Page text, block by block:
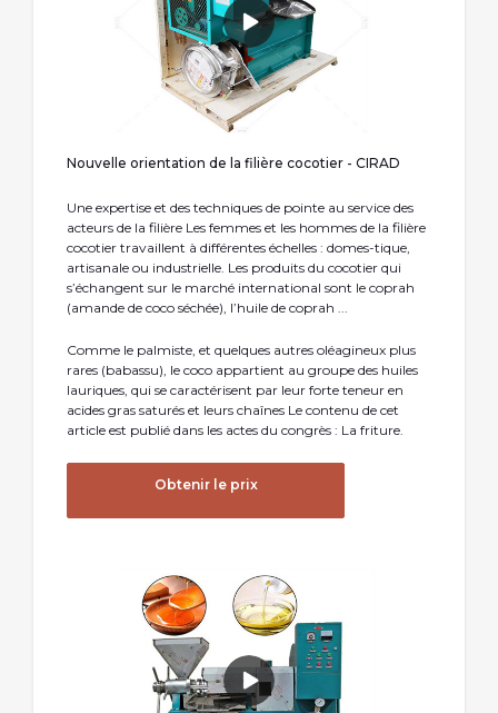
Nouvelle orientation de la filière cocotier - CIRAD
Une expertise et des techniques de pointe au service des
acteurs de la filière Les femmes et les hommes de la filière
cocotier travaillent à différentes échelles : domes-tique,
artisanale ou industrielle. Les produits du cocotier qui
s’échangent sur le marché international sont le coprah
(amande de coco séchée), l’huile de coprah ...
Comme le palmiste, et quelques autres oléagineux plus
rares (babassu), le coco appartient au groupe des huiles
lauriques, qui se caractérisent par leur forte teneur en
acides gras saturés et leurs chaînes Le contenu de cet
article est publié dans les actes du congrès : La friture.
Obtenir le prix